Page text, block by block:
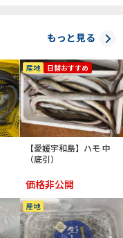
もっと見る
産地 日替おすすめ
【愛媛宇和島】ハモ 中
（底引）
価格非公開
産地